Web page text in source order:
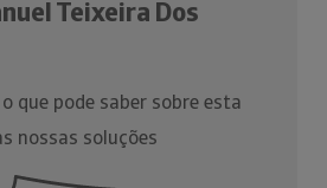
Teixeira Dos
que pode saber sobre esta
nossas soluções